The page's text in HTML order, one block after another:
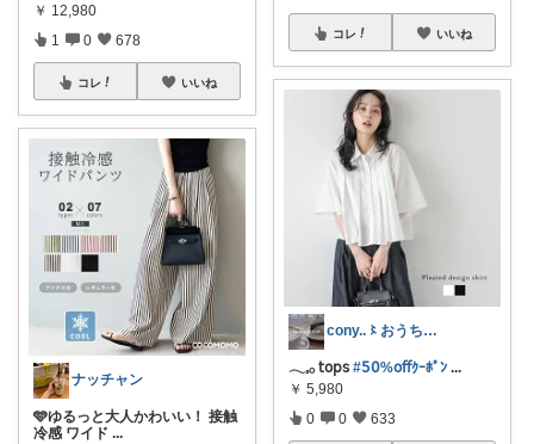
￥ 12,980
1 0 678
コレ いいね
ナッチャン
🩵ゆるっと大人かわいい！ 接触
冷感 ワイド ...
コレ いいね
cony..〻おうち時間とインテリア
𓂃𓈒𓂂 𝗍𝗈𝗉𝗌 #𝟧𝟢%𝗈𝖿𝖿ｸｰﾎﾟﾝ ...
￥ 5,980
0 0 633